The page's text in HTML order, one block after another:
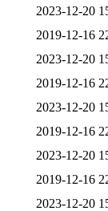
2023-12-20
2019-12-16
2023-12-20
2019-12-16
2023-12-20
2019-12-16
2023-12-20
2019-12-16
2023-12-20